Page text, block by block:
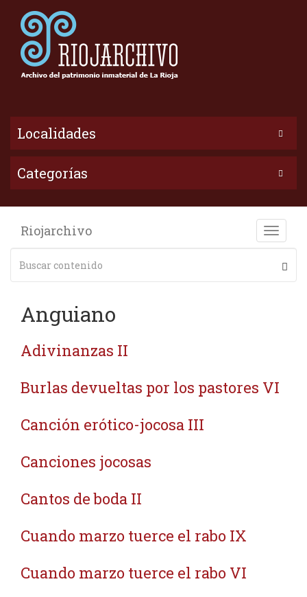
Localidades
Categorías
Toggle
Riojarchivo
Anguiano
Adivinanzas II
Burlas devueltas por los pastores VI
Canción erótico-jocosa III
Canciones jocosas
Cantos de boda II
Cuando marzo tuerce el rabo IX
Cuando marzo tuerce el rabo VI